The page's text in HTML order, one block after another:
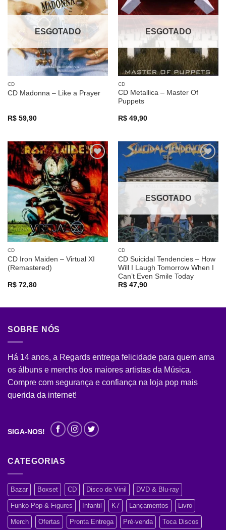
a lista de
desejos
ESGOTADO
CD
CD Madonna – Like a Prayer
R$59,90
a lista de
desejos
ESGOTADO
CD
CD Metallica – Master Of
Puppets
R$49,90
Adicionar
a lista de
desejos
CD
CD Iron Maiden – Virtual XI
(Remastered)
R$72,80
Adicionar
a lista de
desejos
ESGOTADO
CD
CD Suicidal Tendencies – How
Will I Laugh Tomorrow When I
Can’t Even Smile Today
R$47,90
SOBRE NÓS
Há 14 anos, a Regards entrega felicidade para quem ama
os álbuns e merchs dos maiores artistas da Música.
Compre com segurança e confiança na loja pop mais
querida da internet!
SIGA-NOS!
CATEGORIAS
Bazar Boxset CD Disco de Vinil DVD & Blu-ray
Funko Pop & Figures Infantil K7 Lançamentos Livro
Merch Ofertas Pronta Entrega Pré-venda Toca Discos